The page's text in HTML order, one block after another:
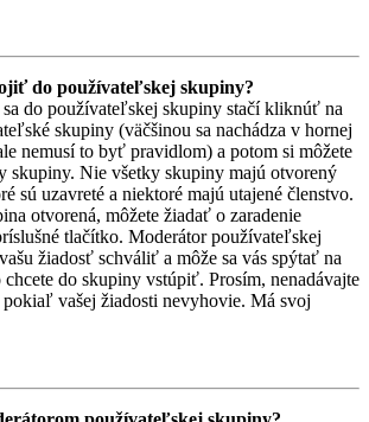
do používateľskej skupiny?
do používateľskej skupiny stačí kliknúť na
skupiny (väčšinou sa nachádza v hornej
nemusí to byť pravidlom) a potom si môžete
skupiny. Nie všetky skupiny majú otvorený
sú uzavreté a niektoré majú utajené členstvo.
otvorená, môžete žiadať o zaradenie
tlačítko. Moderátor používateľskej
žiadosť schváliť a môže sa vás spýtať na
chcete do skupiny vstúpiť. Prosím, nenadávajte
vašej žiadosti nevyhovie. Má svoj